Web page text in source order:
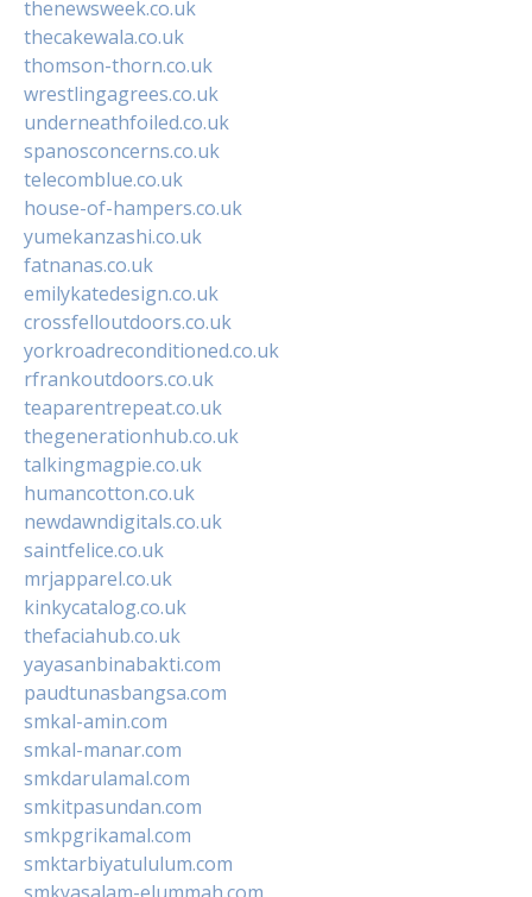
thenewsweek.co.uk
thecakewala.co.uk
thomson-thorn.co.uk
wrestlingagrees.co.uk
underneathfoiled.co.uk
spanosconcerns.co.uk
telecomblue.co.uk
house-of-hampers.co.uk
yumekanzashi.co.uk
fatnanas.co.uk
emilykatedesign.co.uk
crossfelloutdoors.co.uk
yorkroadreconditioned.co.uk
rfrankoutdoors.co.uk
teaparentrepeat.co.uk
thegenerationhub.co.uk
talkingmagpie.co.uk
humancotton.co.uk
newdawndigitals.co.uk
saintfelice.co.uk
mrjapparel.co.uk
kinkycatalog.co.uk
thefaciahub.co.uk
yayasanbinabakti.com
paudtunasbangsa.com
smkal-amin.com
smkal-manar.com
smkdarulamal.com
smkitpasundan.com
smkpgrikamal.com
smktarbiyatululum.com